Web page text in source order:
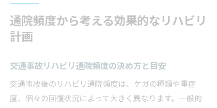
通院頻度から考える効果的なリハビリ
計画
交通事故リハビリ通院頻度の決め方と目安
交通事故後のリハビリ通院頻度は、ケガの種類や重症
度、個々の回復状況によって大きく異なります。一般的